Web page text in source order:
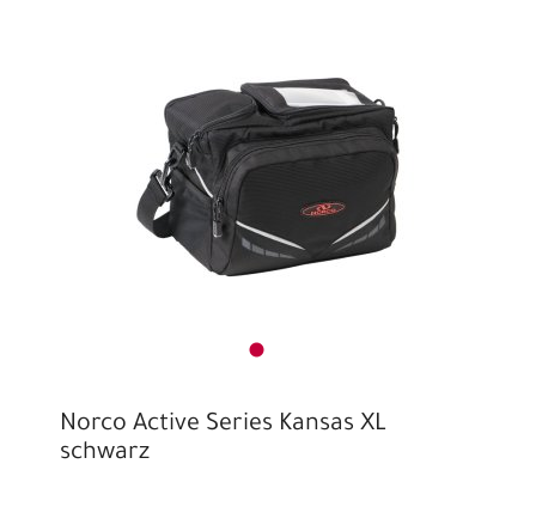
Norco Active Series Kansas XL
schwarz